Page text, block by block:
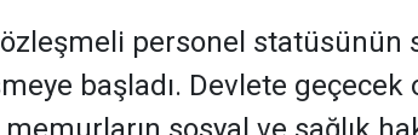
personel statüsünün
başladı. Devlete geçecek